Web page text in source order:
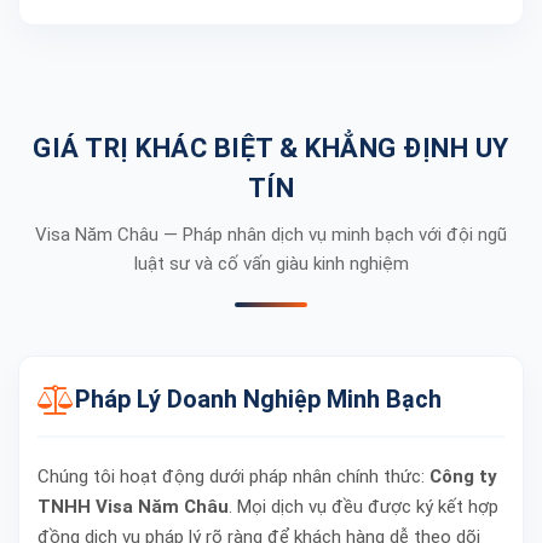
GIÁ TRỊ KHÁC BIỆT & KHẲNG ĐỊNH UY
TÍN
Visa Năm Châu — Pháp nhân dịch vụ minh bạch với đội ngũ
luật sư và cố vấn giàu kinh nghiệm
Pháp Lý Doanh Nghiệp Minh Bạch
Chúng tôi hoạt động dưới pháp nhân chính thức: Công ty
TNHH Visa Năm Châu. Mọi dịch vụ đều được ký kết hợp
đồng dịch vụ pháp lý rõ ràng để khách hàng dễ theo dõi